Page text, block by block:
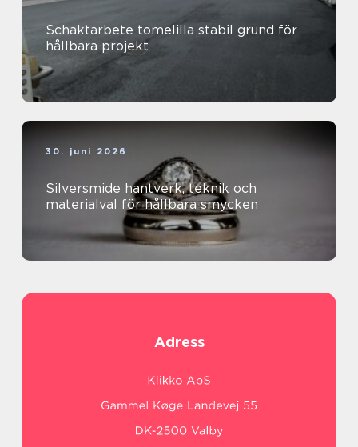
Schaktarbete tomelilla stabil grund för
hållbara projekt
30. juni 2026
Silversmide hantverk, teknik och
materialval för hållbara smycken
Adress